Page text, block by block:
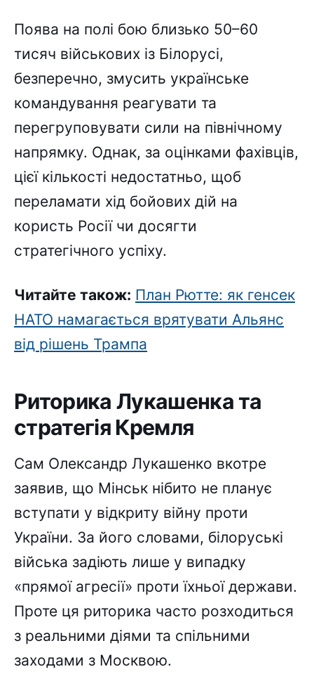
Поява на полі бою близько 50–60
тисяч військових із Білорусі,
безперечно, змусить українське
командування реагувати та
перегруповувати сили на північному
напрямку. Однак, за оцінками фахівців,
цієї кількості недостатньо, щоб
переламати хід бойових дій на
користь Росії чи досягти
стратегічного успіху.
Читайте також: План Рютте: як генсек
НАТО намагається врятувати Альянс
від рішень Трампа
Риторика Лукашенка та
стратегія Кремля
Сам Олександр Лукашенко вкотре
заявив, що Мінськ нібито не планує
вступати у відкриту війну проти
України. За його словами, білоруські
війська задіють лише у випадку
«прямої агресії» проти їхньої держави.
Проте ця риторика часто розходиться
з реальними діями та спільними
заходами з Москвою.